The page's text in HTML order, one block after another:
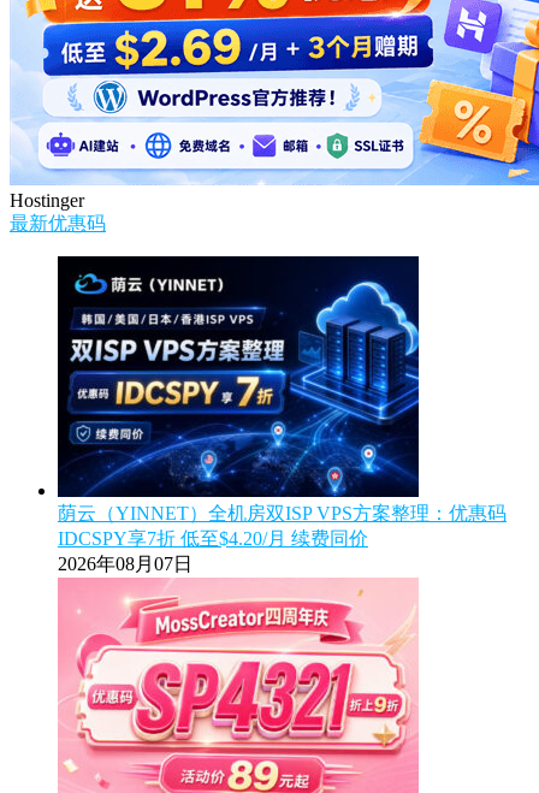
Hostinger
最新优惠码
荫云（YINNET）全机房双ISP VPS方案整理：优惠码
IDCSPY享7折 低至$4.20/月 续费同价
2026年08月07日